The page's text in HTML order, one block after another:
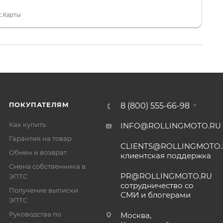
всегда на связи, очень детально всё
ПОКУПАТЕЛЯМ
Как купить
Гарантия на товар
Обмен и возврат
Смена собственника в
ЭПТС
Получение выписки
ЭПТС
Руководства по
8 (800) 555-66-98
INFO@ROLLINGMOTO.RU
клиентская поддержка
PR@ROLLINGMOTO.RU
сотрудничество со
СМИ и блогерами
Москва,